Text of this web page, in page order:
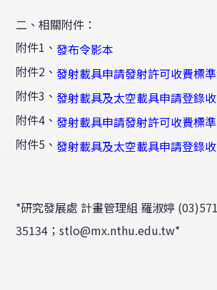
二、相關附件：
附件1、發布令影本
附件2、發射載具申請發射許可收費標
附件3、發射載具及太空載具申請登錄
附件4、發射載具申請發射許可收費標準
附件5、發射載具及太空載具申請登錄
*研究發展處 計畫管理組 羅淑婷
35134 ；stlo@mx.nthu.edu.tw*